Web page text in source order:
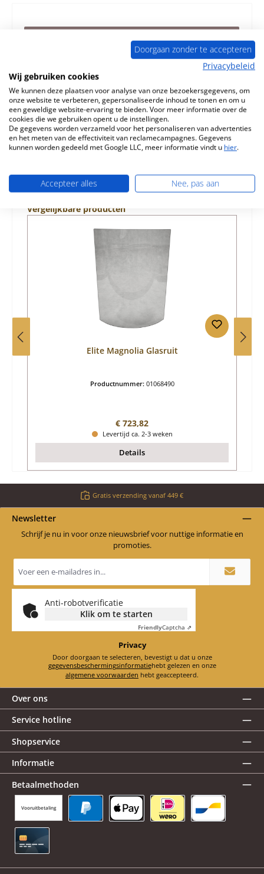
Origineel Zijglas rechts buiten voor de Houtkachel Elite
Magnolia K6840 Elite Magnolia K6840 Zijglas rechts buiten
Kerngegev…Meer
Eigenschappen
Informatie over productveiligheid
Productgalerij overslaan
Vergelijkbare producten
Elite Magnolia Glasruit
Productnummer: 01068490
Normale prijs:
€ 723,82
Levertijd ca. 2-3 weken
Details
Gratis verzending vanaf 449 €
Newsletter
Schrijf je nu in voor onze nieuwsbrief voor nuttige informatie en
promoties.
mailadres
Anti-robotverificatie
Klik om te starten
FriendlyCaptcha ⇗
Privacy
Door doorgaan te selecteren, bevestigt u dat u onze
gegevensbeschermingsinformatie
hebt gelezen en onze
algemene voorwaarden hebt geaccepteerd.
Over ons
Service hotline
Shopservice
Informatie
Betaalmethoden
Vooruitbetaling
Doorgaan zonder te accepteren
Privacybeleid
Wij gebruiken cookies
We kunnen deze plaatsen voor analyse van onze bezoekersgegevens, om
onze website te verbeteren, gepersonaliseerde inhoud te tonen en om u
een geweldige website-ervaring te bieden. Voor meer informatie over de
cookies die we gebruiken opent u de instellingen.
De gegevens worden verzameld voor het personaliseren van advertenties
en het meten van de effectiviteit van reclamecampagnes. Gegevens
kunnen worden gedeeld met Google LLC, meer informatie vindt u hier.
Accepteer alles Nee, pas aan